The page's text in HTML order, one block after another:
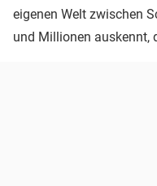
eigenen Welt zwischen
und Millionen auskennt,